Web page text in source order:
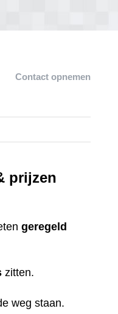
Contact opnemen
prijzen
geregeld
zitten.
weg staan.